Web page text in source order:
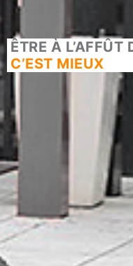
ÊTRE À L’AFFÛT
C’EST MIEUX